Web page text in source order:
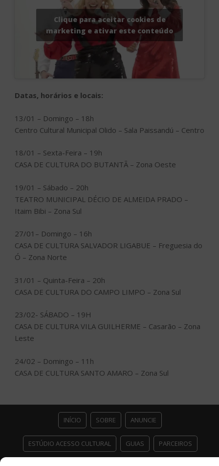
Clique para aceitar cookies de
marketing e ativar este conteúdo
Datas, horários e locais:
13/01 – Domingo – 18h
Centro Cultural Municipal Olido – Sala Paissandú – Centro
18/01 – Sexta-Feira – 19h
CASA DE CULTURA DO BUTANTÃ – Zona Oeste
19/01 – Sábado – 20h
TEATRO MUNICIPAL DÉCIO DE ALMEIDA PRADO –
Itaim Bibi – Zona Sul
27/01– Domingo – 16h
CASA DE CULTURA SALVADOR LIGABUE – Freguesia do
Ó – Zona Norte
31/01 – Quinta-Feira – 20h
CASA DE CULTURA DO CAMPO LIMPO – Zona Sul
23/02- SÁBADO – 19H
CASA DE CULTURA VILA GUILHERME – Casarão – Zona
Leste
24/02 – Domingo – 11h
CASA DE CULTURA SANTO AMARO – Zona Sul
INÍCIO SOBRE ANUNCIE
ESTÚDIO ACESSO CULTURAL GUIAS PARCEIROS